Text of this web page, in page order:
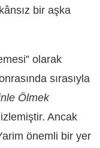
bir aşka
olarak
sırasıyla
Ölmek
Ancak
önemli bir yer